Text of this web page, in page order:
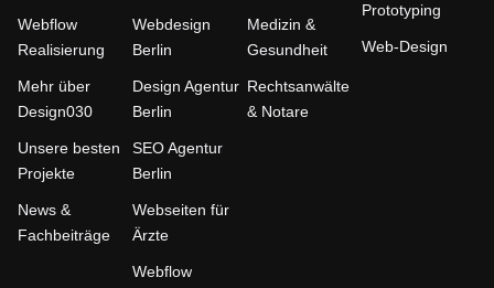
Webflow
Realisierung
Mehr über
Design030
Unsere besten
Projekte
News &
Fachbeiträge
Webdesign
Berlin
Design Agentur
Berlin
SEO Agentur
Berlin
Webseiten für
Ärzte
Webflow
Medizin &
Gesundheit
Rechtsanwälte
& Notare
Prototyping
Web-Design